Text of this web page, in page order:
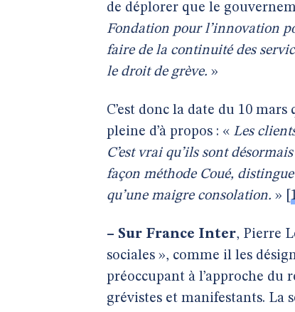
de déplorer que le
Fondation pour l’innovation
faire de la continuité des
le droit de grève. »
C’est donc la date du 10
pleine d’à propos : « Les
C’est vrai qu’ils sont
façon méthode Coué,
qu’une maigre consolation. »
– Sur France Inter, Pierre
sociales », comme il les
préoccupant à l’approche du
grévistes et manifestants. La